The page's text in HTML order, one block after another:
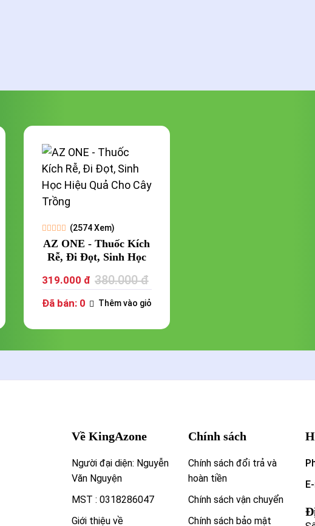
(2574 Xem)
AZ ONE - Thuốc Kích
Rễ, Đi Đọt, Sinh Học
Trồng
319.000 đ 380.000 đ
Đã bán: 0 Thêm vào giỏ
Về KingAzone
Người đại diện: Nguyễn
Văn Nguyện
MST : 0318286047
Giới thiệu về
Chính sách
Chính sách đổi trả và
hoàn tiền
Chính sách vận chuyển
Chính sách bảo mật